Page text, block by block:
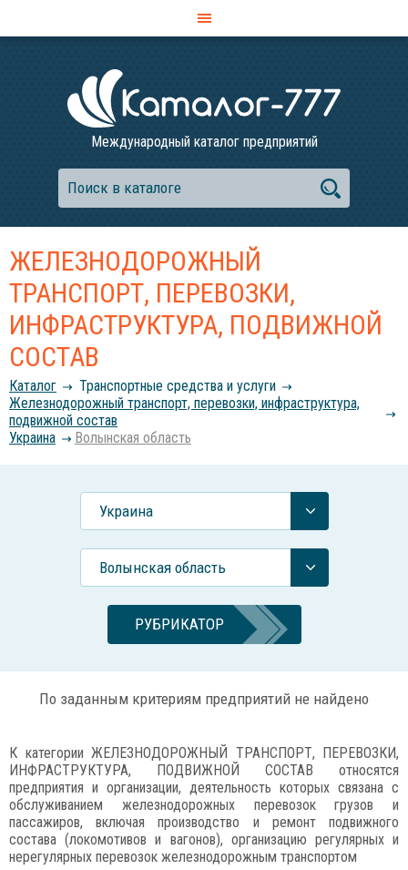
Международный каталог предприятий
ЖЕЛЕЗНОДОРОЖНЫЙ
ТРАНСПОРТ, ПЕРЕВОЗКИ,
ИНФРАСТРУКТУРА, ПОДВИЖНОЙ
СОСТАВ
Каталог
Транспортные средства и услуги
Железнодорожный транспорт, перевозки, инфраструктура,
подвижной состав
Украина
Волынская область
Украина
Волынская область
РУБРИКАТОР
По заданным критериям предприятий не найдено
К категории ЖЕЛЕЗНОДОРОЖНЫЙ ТРАНСПОРТ, ПЕРЕВОЗКИ,
ИНФРАСТРУКТУРА, ПОДВИЖНОЙ СОСТАВ относятся
предприятия и организации, деятельность которых связана с
обслуживанием железнодорожных перевозок грузов и
пассажиров, включая производство и ремонт подвижного
состава (локомотивов и вагонов), организацию регулярных и
нерегулярных перевозок железнодорожным транспортом